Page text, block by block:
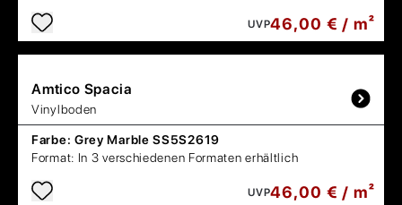
UVP46,00 € / m²
Amtico Spacia
Vinylboden
Farbe: Grey Marble SS5S2619
Format: In 3 verschiedenen Formaten erhältlich
UVP46,00 € / m²